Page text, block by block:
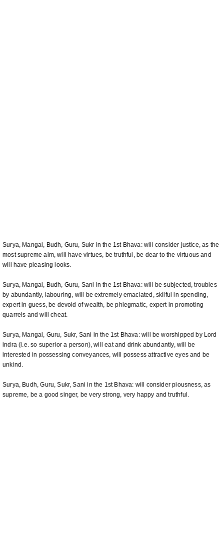
Surya, Mangal, Budh, Guru, Sukr in the 1st Bhava: will consider justice, as the
most supreme aim, will have virtues, be truthful, be dear to the virtuous and
will have pleasing looks.
Surya, Mangal, Budh, Guru, Sani in the 1st Bhava: will be subjected, troubles
by abundantly, labouring, will be extremely emaciated, skilful in spending,
expert in guess, be devoid of wealth, be phlegmatic, expert in promoting
quarrels and will cheat.
Surya, Mangal, Guru, Sukr, Sani in the 1st Bhava: will be worshipped by Lord
indra (i.e. so superior a person), will eat and drink abundantly, will be
interested in possessing conveyances, will possess attractive eyes and be
unkind.
Surya, Budh, Guru, Sukr, Sani in the 1st Bhava: will consider piousness, as
supreme, be a good singer, be very strong, very happy and truthful.